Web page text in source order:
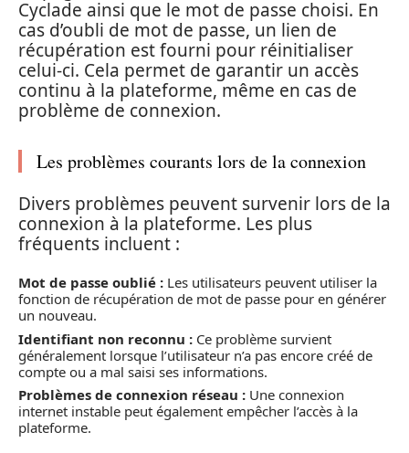
Cyclade ainsi que le mot de passe choisi. En
cas d’oubli de mot de passe, un lien de
récupération est fourni pour réinitialiser
celui-ci. Cela permet de garantir un accès
continu à la plateforme, même en cas de
problème de connexion.
Les problèmes courants lors de la connexion
Divers problèmes peuvent survenir lors de la
connexion à la plateforme. Les plus
fréquents incluent :
Mot de passe oublié : Les utilisateurs peuvent utiliser la
fonction de récupération de mot de passe pour en générer
un nouveau.
Identifiant non reconnu : Ce problème survient
généralement lorsque l’utilisateur n’a pas encore créé de
compte ou a mal saisi ses informations.
Problèmes de connexion réseau : Une connexion
internet instable peut également empêcher l’accès à la
plateforme.